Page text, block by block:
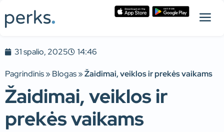
31 spalio, 2025 14:46
Pagrindinis» Blogas»Žaidimai, veiklos ir prekės vaikams​
Žaidimai, veiklos ir
prekės vaikams